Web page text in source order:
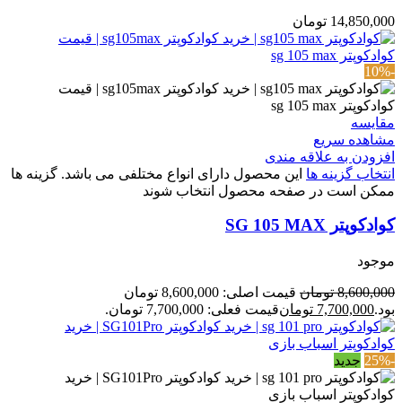
14,850,000 تومان
-10%
مقایسه
مشاهده سریع
افزودن به علاقه مندی
انتخاب گزینه ها این محصول دارای انواع مختلفی می باشد. گزینه ها
ممکن است در صفحه محصول انتخاب شوند
کوادکوپتر SG 105 MAX
موجود
8,600,000 تومان
قیمت اصلی: 8,600,000 تومان
بود.7,700,000 تومانقیمت فعلی: 7,700,000 تومان.
-25% جدید